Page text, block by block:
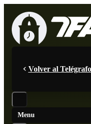
Volver al Telégrafo
Menu